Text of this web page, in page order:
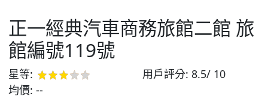
正一經典汽車商務旅館二館 旅
館編號119號
星等: 用戶評分: 8.5/ 10
均價: --